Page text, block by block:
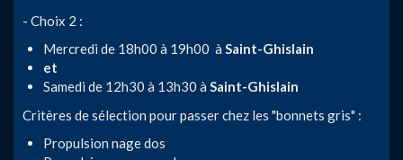
- Choix 2 :
Mercredi de 18h00 à 19h00 à Saint-Ghislain
et
Samedi de 12h30 à 13h30 à Saint-Ghislain
Critères de sélection pour passer chez les "bonnets gris" :
Propulsion nage dos